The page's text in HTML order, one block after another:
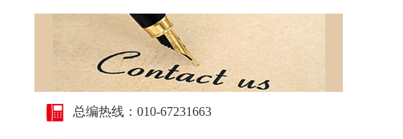
总编热线：010-67231663